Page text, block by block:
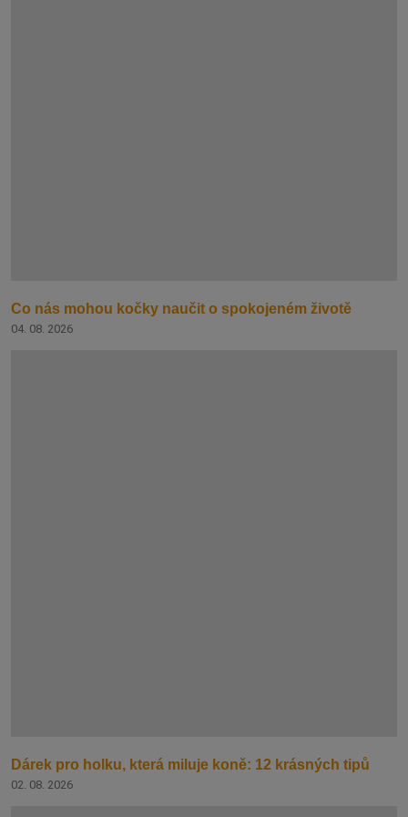
Co nás mohou kočky naučit o spokojeném životě
04. 08. 2026
Dárek pro holku, která miluje koně: 12 krásných tipů
02. 08. 2026